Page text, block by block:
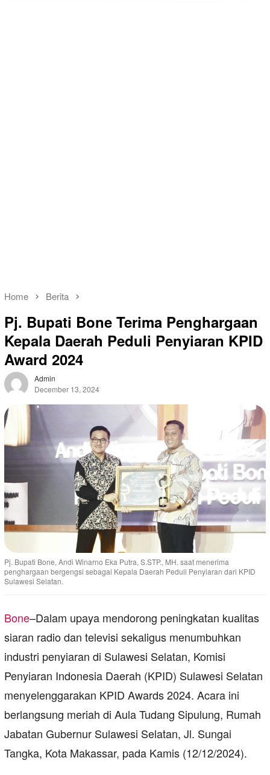
Home Berita
Pj. Bupati Bone Terima Penghargaan
Kepala Daerah Peduli Penyiaran KPID
Award 2024
Admin
December 13, 2024
Pj. Bupati Bone, Andi Winarno Eka Putra, S.STP., MH. saat menerima
penghargaan bergengsi sebagai Kepala Daerah Peduli Penyiaran dari KPID
Sulawesi Selatan.
Bone–Dalam upaya mendorong peningkatan kualitas
siaran radio dan televisi sekaligus menumbuhkan
industri penyiaran di Sulawesi Selatan, Komisi
Penyiaran Indonesia Daerah (KPID) Sulawesi Selatan
menyelenggarakan KPID Awards 2024. Acara ini
berlangsung meriah di Aula Tudang Sipulung, Rumah
Jabatan Gubernur Sulawesi Selatan, Jl. Sungai
Tangka, Kota Makassar, pada Kamis (12/12/2024).